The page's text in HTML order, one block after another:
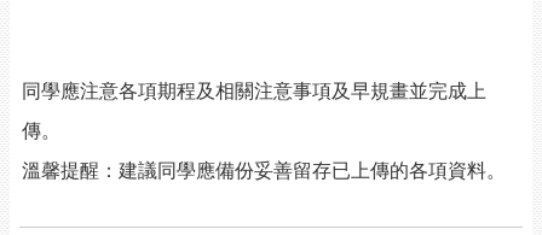
同學應注意各項期程及相關注意事項及早規畫並完成上
傳。
溫馨提醒：建議同學應備份妥善留存已上傳的各項資料。